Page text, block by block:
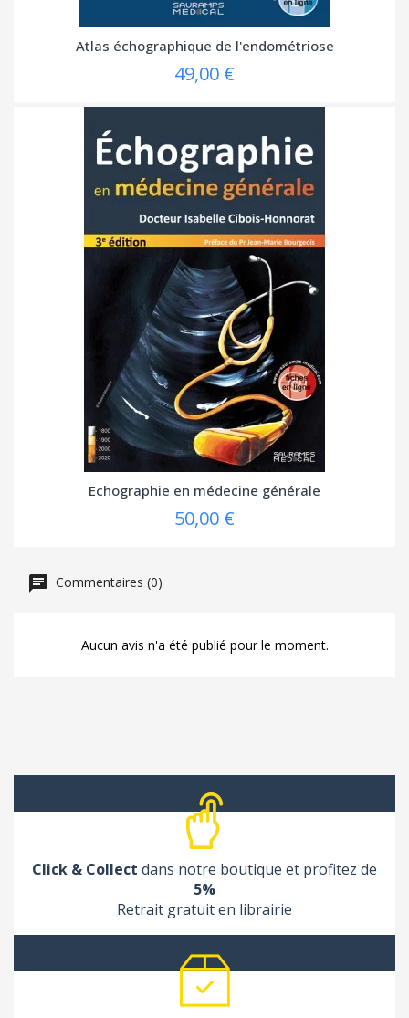
Atlas échographique de l'endométriose
49,00 €
Echographie en médecine générale
50,00 €
Commentaires (0)
Aucun avis n'a été publié pour le moment.
Click & Collect dans notre boutique et profitez de
5%
Retrait gratuit en librairie